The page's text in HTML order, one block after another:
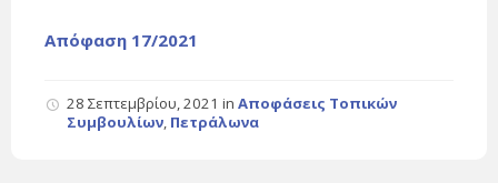
Απόφαση 17/2021
28 Σεπτεμβρίου, 2021 in Αποφάσεις Τοπικών
Συμβουλίων, Πετράλωνα